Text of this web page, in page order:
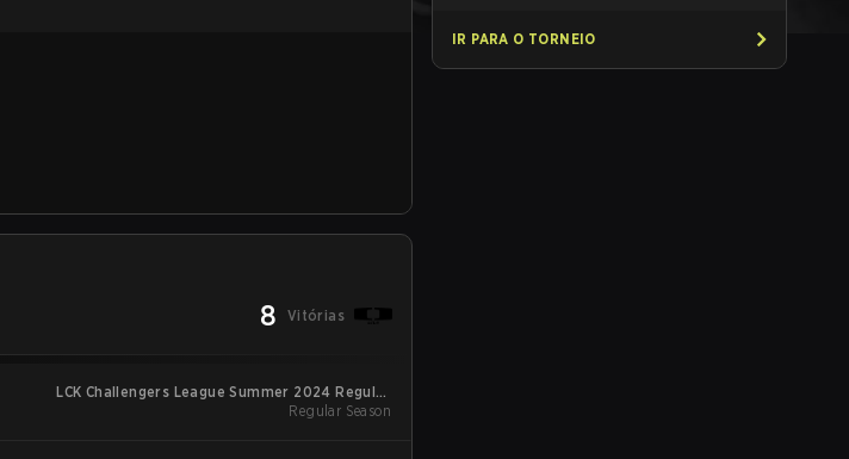
8 Vitórias
LCK Challengers League Summer 2024 Regular
Season
Regular Season
IR PARA O TORNEIO